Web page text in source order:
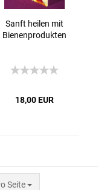
Sanft heilen mit
Bienenprodukten
18,00 EUR
Seite